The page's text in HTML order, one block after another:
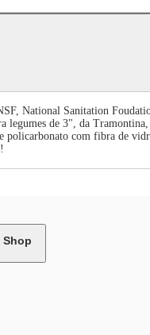
National Sanitation
legumes de 3", da
com fibra de